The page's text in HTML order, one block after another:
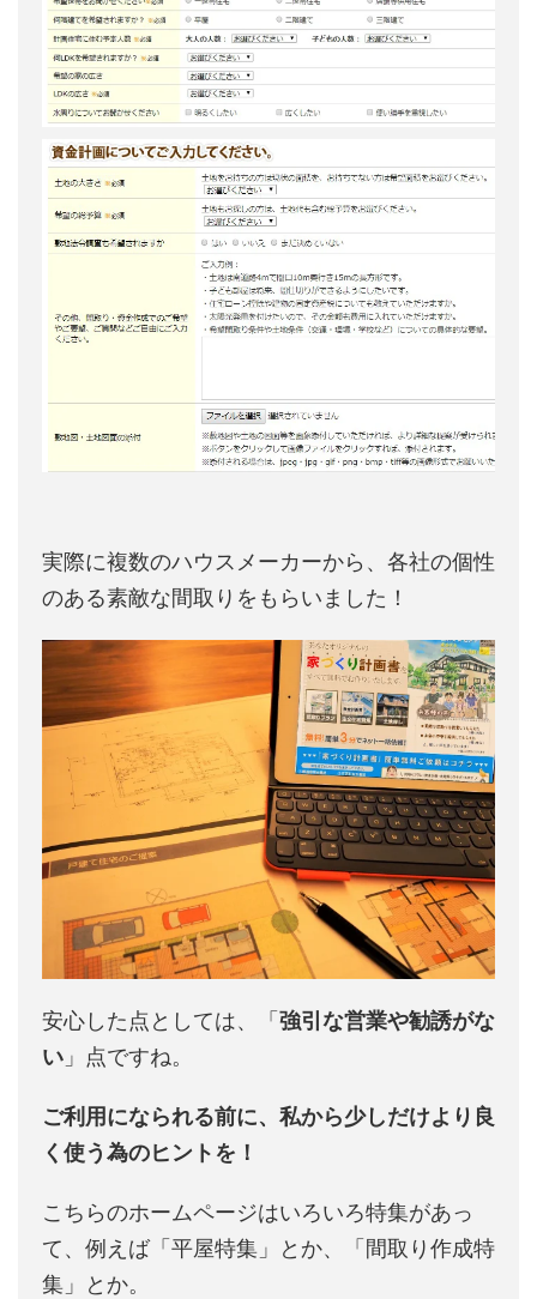
実際に複数のハウスメーカーから、各社の個性
のある素敵な間取りをもらいました！
安心した点としては、「 強引な営業や勧誘がな
い 」点ですね。
ご利用になられる前に、私から少しだけより良
く使う為のヒントを！
こちらのホームページはいろいろ特集があっ
て、例えば「平屋特集」とか、「間取り作成特
集」とか。